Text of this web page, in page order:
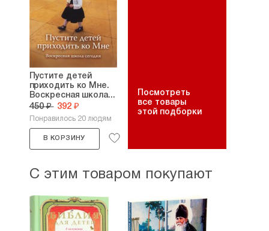
Пустите детей
приходить ко Мне.
Воскресная школа...
450 ₽ 392 ₽
Понравилось 20 людям
В КОРЗИНУ
Посмотреть
все товары
этой подборки
С этим товаром покупают